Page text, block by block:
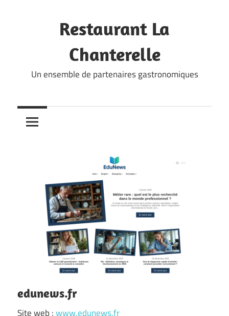
Restaurant La
Chanterelle
Un ensemble de partenaires gastronomiques
edunews.fr
Site web :www.edunews.fr